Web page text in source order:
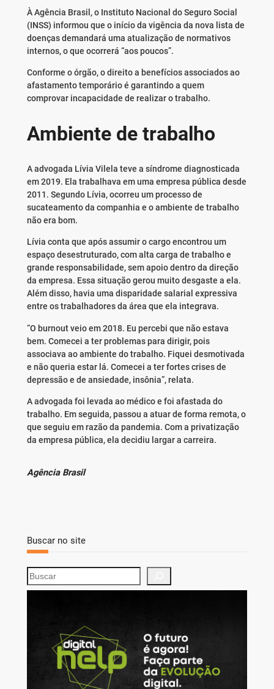
À Agência Brasil, o Instituto Nacional do Seguro Social
(INSS) informou que o início da vigência da nova lista de
doenças demandará uma atualização de normativos
internos, o que ocorrerá “aos poucos”.
Conforme o órgão, o direito a benefícios associados ao
afastamento temporário é garantindo a quem
comprovar incapacidade de realizar o trabalho.
Ambiente de trabalho
A advogada Lívia Vilela teve a síndrome diagnosticada
em 2019. Ela trabalhava em uma empresa pública desde
2011. Segundo Lívia, ocorreu um processo de
sucateamento da companhia e o ambiente de trabalho
não era bom.
Lívia conta que após assumir o cargo encontrou um
espaço desestruturado, com alta carga de trabalho e
grande responsabilidade, sem apoio dentro da direção
da empresa. Essa situação gerou muito desgaste a ela.
Além disso, havia uma disparidade salarial expressiva
entre os trabalhadores da área que ela integrava.
“O burnout veio em 2018. Eu percebi que não estava
bem. Comecei a ter problemas para dirigir, pois
associava ao ambiente do trabalho. Fiquei desmotivada
e não queria estar lá. Comecei a ter fortes crises de
depressão e de ansiedade, insônia”, relata.
A advogada foi levada ao médico e foi afastada do
trabalho. Em seguida, passou a atuar de forma remota, o
que seguiu em razão da pandemia. Com a privatização
da empresa pública, ela decidiu largar a carreira.
Agência Brasil
Buscar no site
S
e